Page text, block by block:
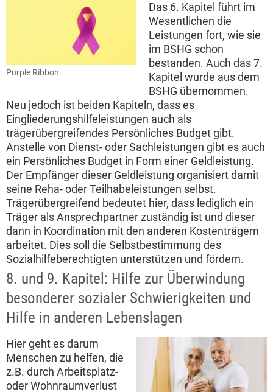
Purple Ribbon
Das 6. Kapitel führt im
Wesentlichen die
Leistungen fort, wie sie
im BSHG schon
bestanden. Auch das 7.
Kapitel wurde aus dem
BSHG übernommen.
Neu jedoch ist beiden Kapiteln, dass es
Eingliederungshilfeleistungen auch als
trägerübergreifendes Persönliches Budget gibt.
Anstelle von Dienst- oder Sachleistungen gibt es auch
ein Persönliches Budget in Form einer Geldleistung.
Der Empfänger dieser Geldleistung organisiert damit
seine Reha- oder Teilhabeleistungen selbst.
Trägerübergreifend bedeutet hier, dass lediglich ein
Träger als Ansprechpartner zuständig ist und dieser
dann in Koordination mit den anderen Kostenträgern
arbeitet. Dies soll die Selbstbestimmung des
Sozialhilfeberechtigten unterstützen und fördern.
8. und 9. Kapitel: Hilfe zur Überwindung
besonderer sozialer Schwierigkeiten und
Hilfe in anderen Lebenslagen
Hier geht es darum
Menschen zu helfen, die
z.B. durch Arbeitsplatz-
oder Wohnraumverlust